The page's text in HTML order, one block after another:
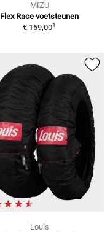
MIZU
Flex Race voetsteunen
€ 169,001
Louis